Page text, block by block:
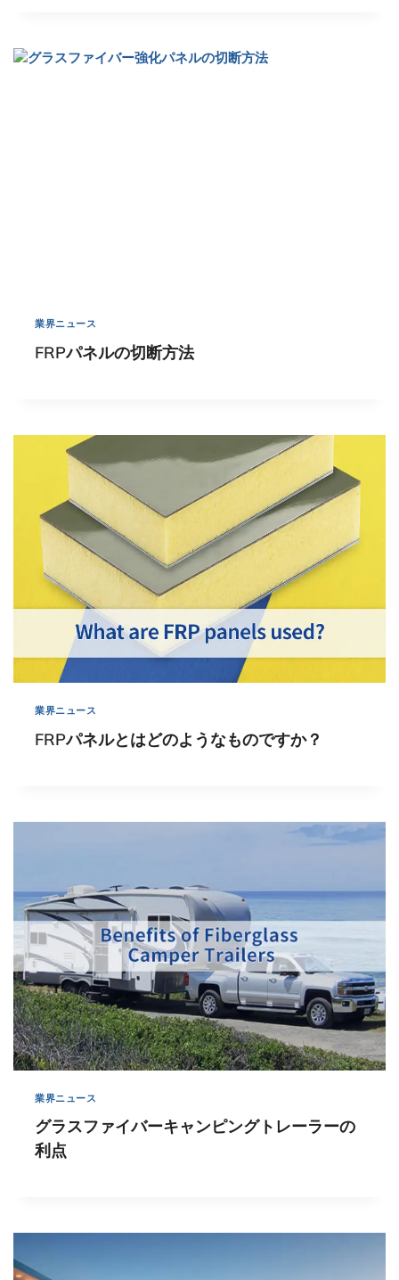
業界ニュース
FRPパネルの切断方法
業界ニュース
FRPパネルとはどのようなものですか？
業界ニュース
グラスファイバーキャンピングトレーラーの
利点